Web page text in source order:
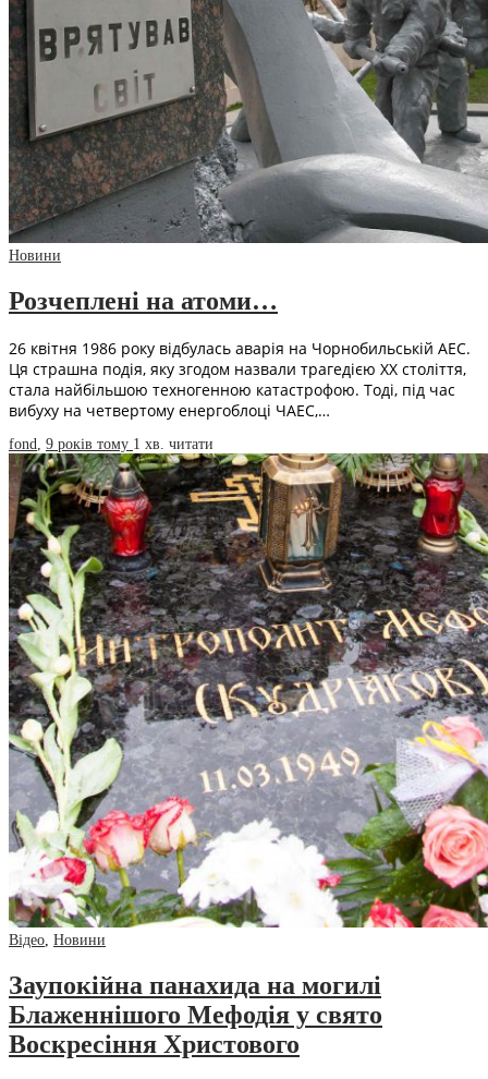
Новини
Розчеплені на атоми…
26 квітня 1986 року відбулась аварія на Чорнобильській АЕС.
Ця страшна подія, яку згодом назвали трагедією ХХ століття,
стала найбільшою техногенною катастрофою. Тоді, під час
вибуху на четвертому енергоблоці ЧАЕС,…
fond 9 років тому 1 хв. читати
Відео Новини
Заупокійна панахида на могилі
Блаженнішого Мефодія у свято
Воскресіння Христового